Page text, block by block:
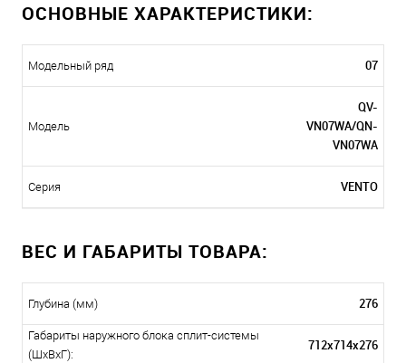
ОСНОВНЫЕ ХАРАКТЕРИСТИКИ:
Модельный ряд 07
Модель
QV-
VN07WA/QN-
VN07WA
Серия VENTO
ВЕС И ГАБАРИТЫ ТОВАРА:
Глубина (мм) 276
Габариты наружного блока сплит-системы
(ШxВxГ):
712x714x276